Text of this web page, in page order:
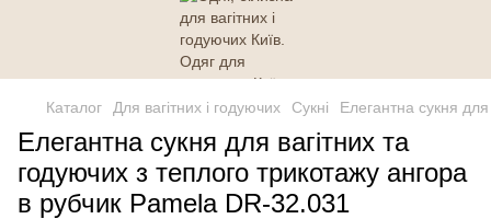
Каталог Для вагітних і годуючих Сукні Елегантна сукня
Елегантна сукня для вагітних та
годуючих з теплого трикотажу ангора
в рубчик Pamela DR-32.031